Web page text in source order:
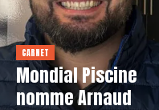
CARNET
Mondial Piscine
nomme Arnaud